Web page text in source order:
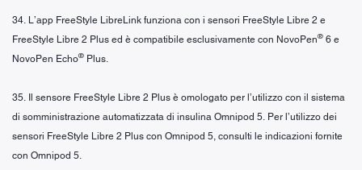
34. L’app FreeStyle LibreLink funziona con i sensori FreeStyle Libre 2 e
FreeStyle Libre 2 Plus ed è compatibile esclusivamente con NovoPen® 6 e
NovoPen Echo® Plus.
35. Il sensore FreeStyle Libre 2 Plus è omologato per l’utilizzo con il sistema
di somministrazione automatizzata di insulina Omnipod 5. Per l’utilizzo dei
sensori FreeStyle Libre 2 Plus con Omnipod 5, consulti le indicazioni fornite
con Omnipod 5.